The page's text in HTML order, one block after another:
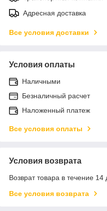
Адресная доставка
Все условия доставки
Условия оплаты
Наличными
Безналичный расчет
Наложенный платеж
Все условия оплаты
Условия возврата
Возврат товара в течение
Все условия возврата